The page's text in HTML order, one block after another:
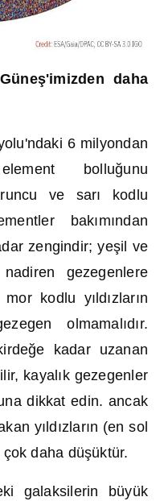
daha
6 milyondan
bolluğunu
ve sarı kodlu
bakımından
zengindir; yeşil ve
gezegenlere
kodlu yıldızların
olmamalıdır.
kadar uzanan
kayalık gezegenler
dikkat edin. ancak
yıldızların (en sol
daha düşüktür.
galaksilerin büyük